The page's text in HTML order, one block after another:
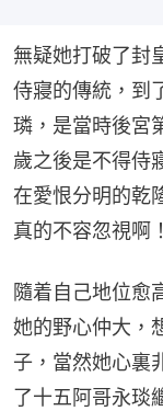
無疑她打破了封
侍寢的傳統，到
璘，是當時後宮
歲之後是不得侍
在愛恨分明的乾
真的不容忽視啊！
隨着自己地位愈
她的野心仲大，
子，當然她心裏
了十五阿哥永琰